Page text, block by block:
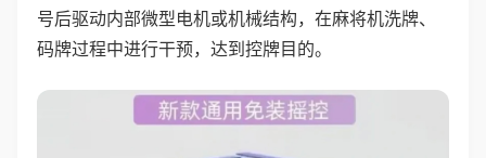
号后驱动内部微型电机或机械结构，在麻将机洗牌、
码牌过程中进行干预，达到控牌目的。